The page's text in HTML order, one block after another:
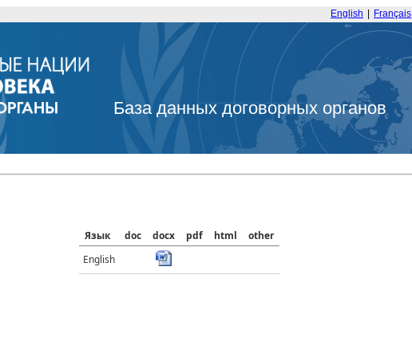
English Français
База данных договорных органов
Язык doc docx pdf html
other
English